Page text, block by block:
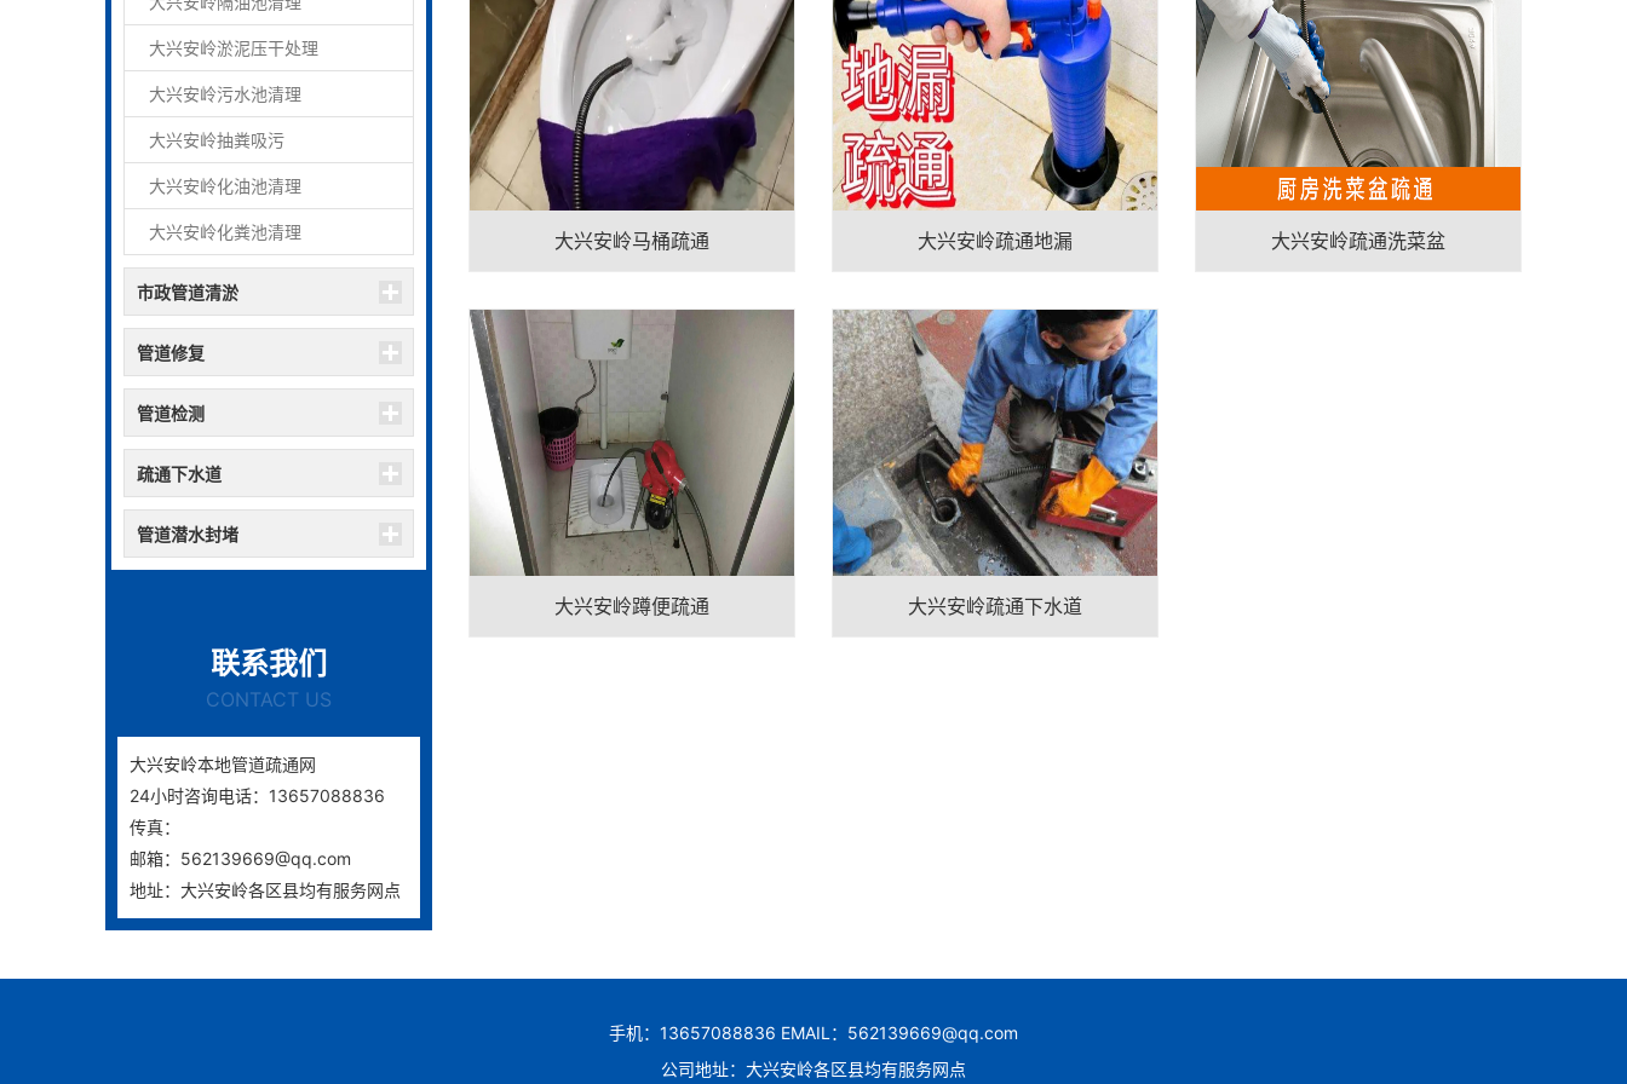
大兴安岭淤泥压干处理
大兴安岭污水池清理
大兴安岭抽粪吸污
大兴安岭化油池清理
大兴安岭化粪池清理
市政管道清淤
管道修复
管道检测
疏通下水道
管道潜水封堵
联系我们
CONTACT US
大兴安岭本地管道疏通网
24小时咨询电话：13657088836
传真：
邮箱：562139669@qq.com
地址：大兴安岭各区县均有服务网点
大兴安岭马桶疏通 大兴安岭疏通地漏 大兴安岭疏通洗菜盆
大兴安岭蹲便疏通 大兴安岭疏通下水道
手机：13657088836 EMAIL：562139669@qq.com
公司地址：大兴安岭各区县均有服务网点